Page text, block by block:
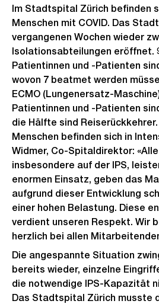
Im Stadtspital Zürich befinden
Menschen mit COVID. Das
vergangenen Wochen wieder
Isolationsabteilungen eröffnet.
Patientinnen und -Patienten
wovon 7 beatmet werden
ECMO (Lungenersatz-
Patientinnen und -Patienten
die Hälfte sind Reiserückkehrer.
Menschen befinden sich in
Widmer, Co-Spitaldirektor:
insbesondere auf der IPS,
enormen Einsatz, geben das
aufgrund dieser Entwicklung
einer hohen Belastung. Diese
verdient unseren Respekt. Wir
herzlich bei allen
Die angespannte Situation
bereits wieder, einzelne
die notwendige IPS-Kapazität
Das Stadtspital Zürich musste